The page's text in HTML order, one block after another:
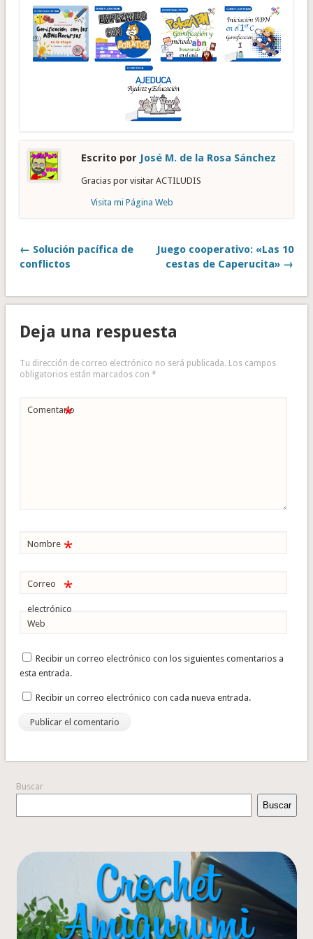
Escrito por José M. de la Rosa Sánchez
Gracias por visitar ACTILUDIS
Visita mi Página Web
← Solución pacífica de
conflictos
Juego cooperativo: «Las 10
cestas de Caperucita» →
Deja una respuesta
Tu dirección de correo electrónico no será publicada. Los campos
obligatorios están marcados con *
Comentario
*
Nombre *
Correo
electrónico
*
Web
Recibir un correo electrónico con los siguientes comentarios a
esta entrada.
Recibir un correo electrónico con cada nueva entrada.
Buscar
Buscar